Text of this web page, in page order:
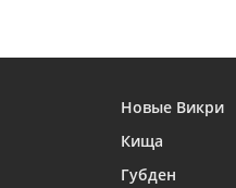
Новые Викри
Кища
Губден